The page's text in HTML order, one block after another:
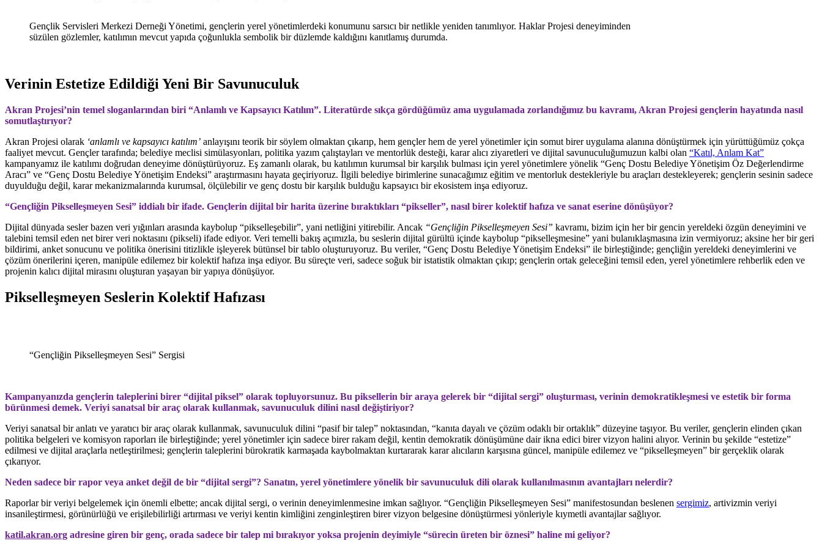
Gençlik Servisleri Merkezi Derneği Yönetimi, gençlerin yerel yönetimlerdeki konumunu sarsıcı bir netlikle yeniden tanımlıyor. Haklar Projesi deneyiminden
süzülen gözlemler, katılımın mevcut yapıda çoğunlukla sembolik bir düzlemde kaldığını kanıtlamış durumda.
Verinin Estetize Edildiği Yeni Bir Savunuculuk
Akran Projesi’nin temel sloganlarından biri “Anlamlı ve Kapsayıcı Katılım”. Literatürde sıkça gördüğümüz ama uygulamada zorlandığımız bu kavramı, Akran Projesi gençlerin hayatında nasıl
somutlaştırıyor?
Akran Projesi olarak ‘anlamlı ve kapsayıcı katılım’ anlayışını teorik bir söylem olmaktan çıkarıp, hem gençler hem de yerel yönetimler için somut birer uygulama alanına dönüştürmek için yürüttüğümüz çokça
faaliyet mevcut. Gençler tarafında; belediye meclisi simülasyonları, politika yazım çalıştayları ve mentorlük desteği, karar alıcı ziyaretleri ve dijital savunuculuğumuzun kalbi olan “Katıl, Anlam Kat”
kampanyamız ile katılımı doğrudan deneyime dönüştürüyoruz. Eş zamanlı olarak, bu katılımın kurumsal bir karşılık bulması için yerel yönetimlere yönelik “Genç Dostu Belediye Yönetişim Öz Değerlendirme
Aracı” ve “Genç Dostu Belediye Yönetişim Endeksi” araştırmasını hayata geçiriyoruz. İlgili belediye birimlerine sunacağımız eğitim ve mentorluk destekleriyle bu araçları destekleyerek; gençlerin sesinin sadece
duyulduğu değil, karar mekanizmalarında kurumsal, ölçülebilir ve genç dostu bir karşılık bulduğu kapsayıcı bir ekosistem inşa ediyoruz.
“Gençliğin Pikselleşmeyen Sesi” iddialı bir ifade. Gençlerin dijital bir harita üzerine bıraktıkları “pikseller”, nasıl birer kolektif hafıza ve sanat eserine dönüşüyor?
Dijital dünyada sesler bazen veri yığınları arasında kaybolup “pikselleşebilir”, yani netliğini yitirebilir. Ancak “Gençliğin Pikselleşmeyen Sesi” kavramı, bizim için her bir gencin yereldeki özgün deneyimini ve
talebini temsil eden net birer veri noktasını (pikseli) ifade ediyor. Veri temelli bakış açımızla, bu seslerin dijital gürültü içinde kaybolup “pikselleşmesine” yani bulanıklaşmasına izin vermiyoruz; aksine her bir geri
bildirimi, anket sonucunu ve politika önerisini titizlikle işleyerek bütünsel bir tablo oluşturuyoruz. Bu veriler, “Genç Dostu Belediye Yönetişim Endeksi” ile birleştiğinde; gençliğin yereldeki deneyimlerini ve
çözüm önerilerini içeren, manipüle edilemez bir kolektif hafıza inşa ediyor. Bu süreçte veri, sadece soğuk bir istatistik olmaktan çıkıp; gençlerin ortak geleceğini temsil eden, yerel yönetimlere rehberlik eden ve
projenin kalıcı dijital mirasını oluşturan yaşayan bir yapıya dönüşüyor.
Pikselleşmeyen Seslerin Kolektif Hafızası
“Gençliğin Pikselleşmeyen Sesi” Sergisi
Kampanyanızda gençlerin taleplerini birer “dijital piksel” olarak topluyorsunuz. Bu piksellerin bir araya gelerek bir “dijital sergi” oluşturması, verinin demokratikleşmesi ve estetik bir forma
bürünmesi demek. Veriyi sanatsal bir araç olarak kullanmak, savunuculuk dilini nasıl değiştiriyor?
Veriyi sanatsal bir anlatı ve yaratıcı bir araç olarak kullanmak, savunuculuk dilini “pasif bir talep” noktasından, “kanıta dayalı ve çözüm odaklı bir ortaklık” düzeyine taşıyor. Bu veriler, gençlerin elinden çıkan
politika belgeleri ve komisyon raporları ile birleştiğinde; yerel yönetimler için sadece birer rakam değil, kentin demokratik dönüşümüne dair ikna edici birer vizyon halini alıyor. Verinin bu şekilde “estetize”
edilmesi ve dijital araçlarla netleştirilmesi; gençlerin taleplerini bürokratik karmaşada kaybolmaktan kurtararak karar alıcıların karşısına güncel, manipüle edilemez ve “pikselleşmeyen” bir gerçeklik olarak
çıkarıyor.
Neden sadece bir rapor veya anket değil de bir “dijital sergi”? Sanatın, yerel yönetimlere yönelik bir savunuculuk dili olarak kullanılmasının avantajları nelerdir?
Raporlar bir veriyi belgelemek için önemli elbette; ancak dijital sergi, o verinin deneyimlenmesine imkan sağlıyor. “Gençliğin Pikselleşmeyen Sesi” manifestosundan beslenen sergimiz, artivizmin veriyi
insanileştirmesi, görünürlüğü ve erişilebilirliği artırması ve veriyi kentin kimliğini zenginleştiren birer vizyon belgesine dönüştürmesi yönleriyle kıymetli avantajlar sağlıyor.
katil.akran.org adresine giren bir genç, orada sadece bir talep mi bırakıyor yoksa projenin deyimiyle “sürecin üreten bir öznesi” haline mi geliyor?